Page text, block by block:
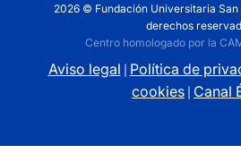
2026 © Fundación Universitaria San
derechos
Centro homologado por la
Aviso legal Política de
cookies Canal